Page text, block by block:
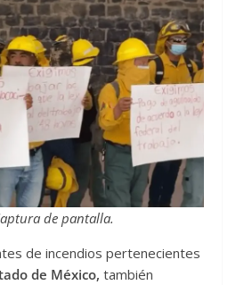
de pantalla.
de incendios pertenecientes
de México, también